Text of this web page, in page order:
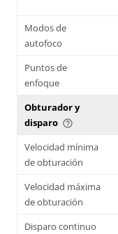
Modos de
autofoco
Puntos de
enfoque
Obturador y
disparo help_outline
Velocidad mínima
de obturación
Velocidad máxima
de obturación
Disparo continuo